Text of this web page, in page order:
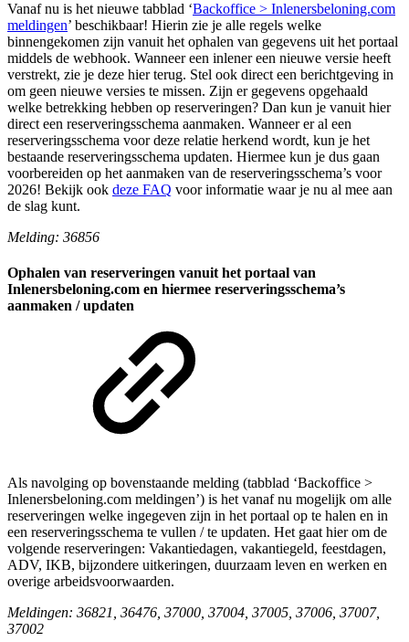
Vanaf nu is het nieuwe tabblad ‘Backoffice > Inlenersbeloning.com
meldingen’ beschikbaar! Hierin zie je alle regels welke
binnengekomen zijn vanuit het ophalen van gegevens uit het portaal
middels de webhook. Wanneer een inlener een nieuwe versie heeft
verstrekt, zie je deze hier terug. Stel ook direct een berichtgeving in
om geen nieuwe versies te missen. Zijn er gegevens opgehaald
welke betrekking hebben op reserveringen? Dan kun je vanuit hier
direct een reserveringsschema aanmaken. Wanneer er al een
reserveringsschema voor deze relatie herkend wordt, kun je het
bestaande reserveringsschema updaten. Hiermee kun je dus gaan
voorbereiden op het aanmaken van de reserveringsschema’s voor
2026! Bekijk ook deze FAQ voor informatie waar je nu al mee aan
de slag kunt.
Melding: 36856
Ophalen van reserveringen vanuit het portaal van
Inlenersbeloning.com en hiermee reserveringsschema’s
aanmaken / updaten
Als navolging op bovenstaande melding (tabblad ‘Backoffice >
Inlenersbeloning.com meldingen’) is het vanaf nu mogelijk om alle
reserveringen welke ingegeven zijn in het portaal op te halen en in
een reserveringsschema te vullen / te updaten. Het gaat hier om de
volgende reserveringen: Vakantiedagen, vakantiegeld, feestdagen,
ADV, IKB, bijzondere uitkeringen, duurzaam leven en werken en
overige arbeidsvoorwaarden.
Meldingen: 36821, 36476, 37000, 37004, 37005, 37006, 37007,
37002